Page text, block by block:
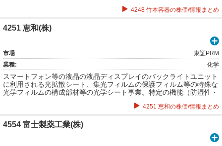
4248 竹本容器の株価/情報まとめ
4251 恵和(株)
市場
東証PRM
業種:
化学
スマートフォン等の液晶の液晶ディスプレイのバックライトユニット
に利用される光拡散シート、集光フィルムの保護フィルム等の特殊な
光学フィルムの構成部材等の光学シート事業。特定の機能（防湿性・
ンエネルギー材料、及び建築資材や農業資材等その他の産業関連資材
4251 恵和の株価/情報まとめ
4554 富士製薬工業(株)